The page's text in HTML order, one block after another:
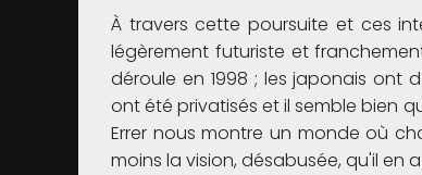
À travers cette poursuite et ces
légèrement futuriste et
déroule en 1998 ; les japonais ont
ont été privatisés et il semble bien
Errer nous montre un monde où
moins la vision, désabusée, qu'il en a